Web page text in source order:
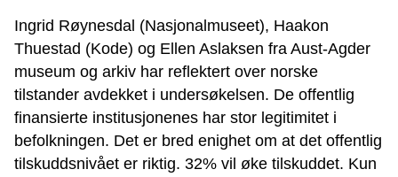
Ingrid Røynesdal (Nasjonalmuseet), Haakon
Thuestad (Kode) og Ellen Aslaksen fra Aust-Agder
museum og arkiv har reflektert over norske
tilstander avdekket i undersøkelsen. De offentlig
finansierte institusjonenes har stor legitimitet i
befolkningen. Det er bred enighet om at det offentlig
tilskuddsnivået er riktig. 32% vil øke tilskuddet. Kun